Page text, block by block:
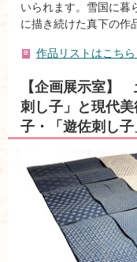
いられます。雪国に暮
に描き続けた真下の作
作品リストはこちら
【企画展示室】
刺し子」と現代
子・「遊佐刺し